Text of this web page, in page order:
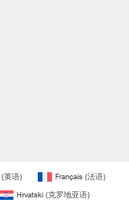
(英语) Français (法语)
Hrvatski(克罗地亚语)